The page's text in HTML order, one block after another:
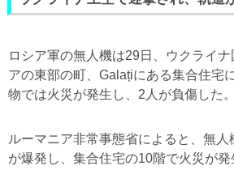
ロシア軍の無人機は29日、ウクライ
アの東部の町、Galațiにある集合住宅
物では火災が発生し、2人が負傷した。
ルーマニア非常事態省によると、無
が爆発し、集合住宅の10階で火災が